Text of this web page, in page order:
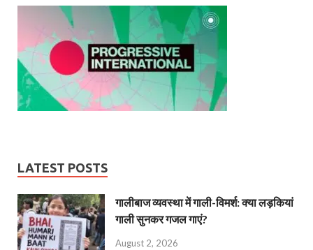
LATEST POSTS
गालीबाज व्‍यवस्‍था में गाली-विमर्श: क्या लड़कियां
गाली सुनकर गजल गाएं?
August 2, 2026